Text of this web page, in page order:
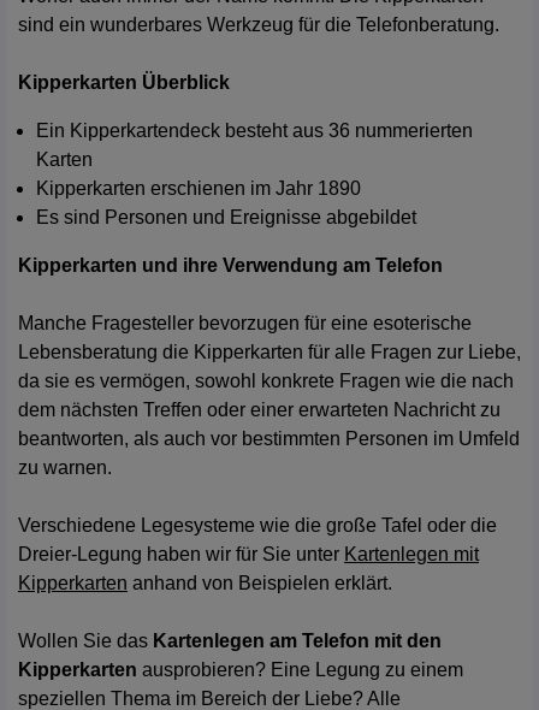
sind ein wunderbares Werkzeug für die Telefonberatung.
Kipperkarten Überblick
Ein Kipperkartendeck besteht aus 36 nummerierten
Karten
Kipperkarten erschienen im Jahr 1890
Es sind Personen und Ereignisse abgebildet
Kipperkarten und ihre Verwendung am Telefon
Manche Fragesteller bevorzugen für eine esoterische
Lebensberatung die Kipperkarten für alle Fragen zur Liebe,
da sie es vermögen, sowohl konkrete Fragen wie die nach
dem nächsten Treffen oder einer erwarteten Nachricht zu
beantworten, als auch vor bestimmten Personen im Umfeld
zu warnen.
Verschiedene Legesysteme wie die große Tafel oder die
Dreier-Legung haben wir für Sie unter Kartenlegen mit
Kipperkarten anhand von Beispielen erklärt.
Wollen Sie das Kartenlegen am Telefon mit den
Kipperkarten ausprobieren? Eine Legung zu einem
speziellen Thema im Bereich der Liebe? Alle